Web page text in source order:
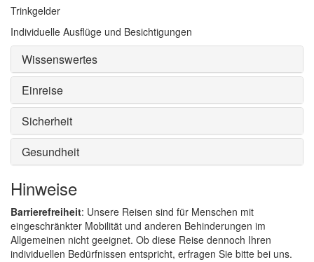
Trinkgelder
Individuelle Ausflüge und Besichtigungen
Wissenswertes
Einreise
Sicherheit
Gesundheit
Hinweise
Barrierefreiheit: Unsere Reisen sind für Menschen mit
eingeschränkter Mobilität und anderen Behinderungen im
Allgemeinen nicht geeignet. Ob diese Reise dennoch Ihren
individuellen Bedürfnissen entspricht, erfragen Sie bitte bei uns.